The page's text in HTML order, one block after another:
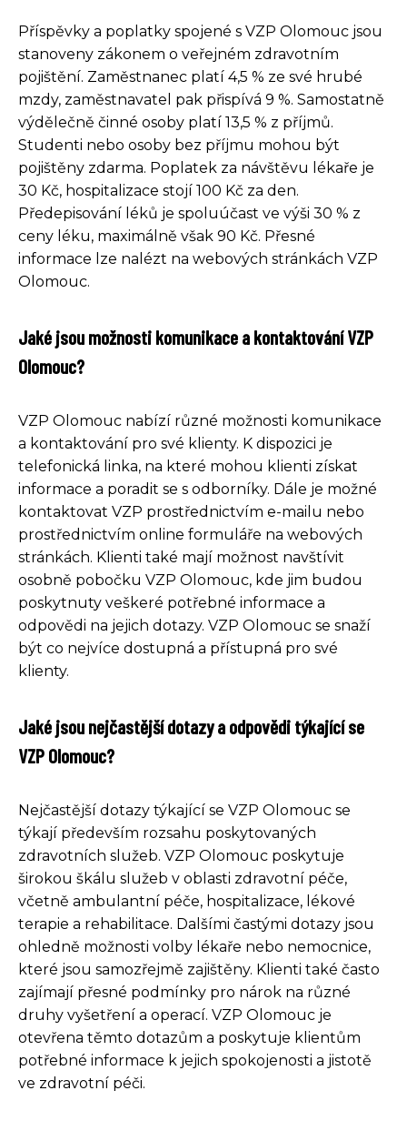
Příspěvky a poplatky spojené s VZP Olomouc jsou
stanoveny zákonem o veřejném zdravotním
pojištění. Zaměstnanec platí 4,5 % ze své hrubé
mzdy, zaměstnavatel pak přispívá 9 %. Samostatně
výdělečně činné osoby platí 13,5 % z příjmů.
Studenti nebo osoby bez příjmu mohou být
pojištěny zdarma. Poplatek za návštěvu lékaře je
30 Kč, hospitalizace stojí 100 Kč za den.
Předepisování léků je spoluúčast ve výši 30 % z
ceny léku, maximálně však 90 Kč. Přesné
informace lze nalézt na webových stránkách VZP
Olomouc.
Jaké jsou možnosti komunikace a kontaktování VZP
Olomouc?
VZP Olomouc nabízí různé možnosti komunikace
a kontaktování pro své klienty. K dispozici je
telefonická linka, na které mohou klienti získat
informace a poradit se s odborníky. Dále je možné
kontaktovat VZP prostřednictvím e-mailu nebo
prostřednictvím online formuláře na webových
stránkách. Klienti také mají možnost navštívit
osobně pobočku VZP Olomouc, kde jim budou
poskytnuty veškeré potřebné informace a
odpovědi na jejich dotazy. VZP Olomouc se snaží
být co nejvíce dostupná a přístupná pro své
klienty.
Jaké jsou nejčastější dotazy a odpovědi týkající se
VZP Olomouc?
Nejčastější dotazy týkající se VZP Olomouc se
týkají především rozsahu poskytovaných
zdravotních služeb. VZP Olomouc poskytuje
širokou škálu služeb v oblasti zdravotní péče,
včetně ambulantní péče, hospitalizace, lékové
terapie a rehabilitace. Dalšími častými dotazy jsou
ohledně možnosti volby lékaře nebo nemocnice,
které jsou samozřejmě zajištěny. Klienti také často
zajímají přesné podmínky pro nárok na různé
druhy vyšetření a operací. VZP Olomouc je
otevřena těmto dotazům a poskytuje klientům
potřebné informace k jejich spokojenosti a jistotě
ve zdravotní péči.